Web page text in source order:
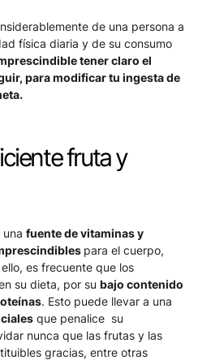
de una persona a
física diaria y de su consumo
tener claro el
para modificar tu ingesta de
fruta y
fuente de vitaminas y
para el cuerpo,
es frecuente que los
su dieta, por su bajo contenido
que penalice  su
nunca que las frutas y las
gracias, entre otras